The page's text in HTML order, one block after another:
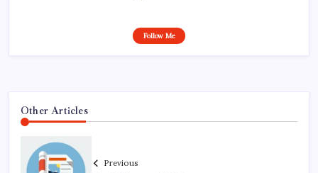
Follow Me
Other Articles
Previous